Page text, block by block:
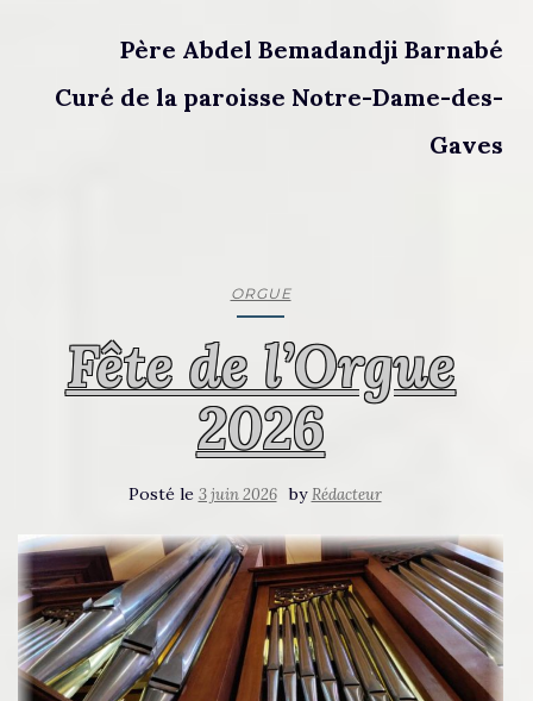
Père Abdel Bemadandji Barnabé
Curé de la paroisse Notre-Dame-des-
Gaves
ORGUE
Fête de l’Orgue
2026
Posté le 3 juin 2026 byRédacteur